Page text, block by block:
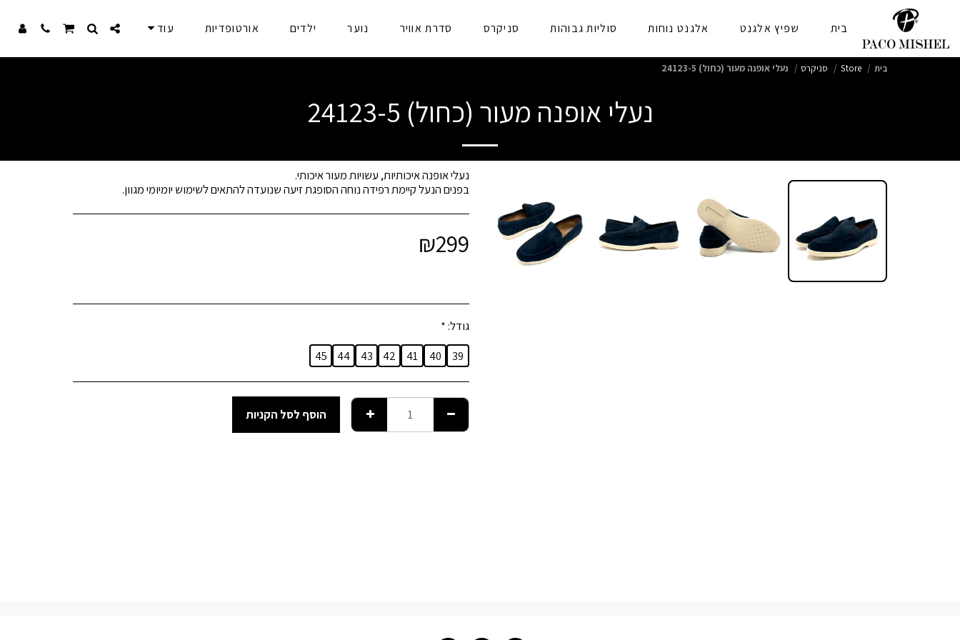
בית שפיץ אלגנט אלגנט נוחות סוליות גבוהות סניקרס סדרת אוויר נוער ילדים אורטופדיות עוד
בית Store סניקרס נעלי אופנה מעור (כחול) 24123-5
נעלי אופנה מעור (כחול) 24123-5
סניקרס גברים
בפנים הנעל קיימת רפידה נוחה הסופגת זיעה שנועדה להתאים לשימוש יומיומי מגוון.
₪299
גודל: *
39
40
41
42
43
44
45
הוסף לסל הקניות